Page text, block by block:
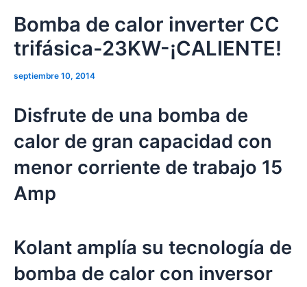
Portuguese
Dutch
Bomba de calor inverter CC
trifásica-23KW-¡CALIENTE!
septiembre 10, 2014
Disfrute de una bomba de
calor de gran capacidad con
menor corriente de trabajo 15
Amp
Kolant amplía su tecnología de
bomba de calor con inversor